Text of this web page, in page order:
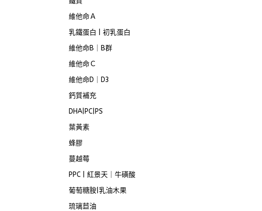
維他命Ａ
乳鐵蛋白 | 初乳蛋白
維他命B｜B群
維他命Ｃ
維他命D｜D3
鈣質補充
DHA|PC|PS
葉黃素
蜂膠
蔓越莓
PPC | 紅景天｜牛磺酸
葡萄糖胺|乳油木果
琉璃苣油